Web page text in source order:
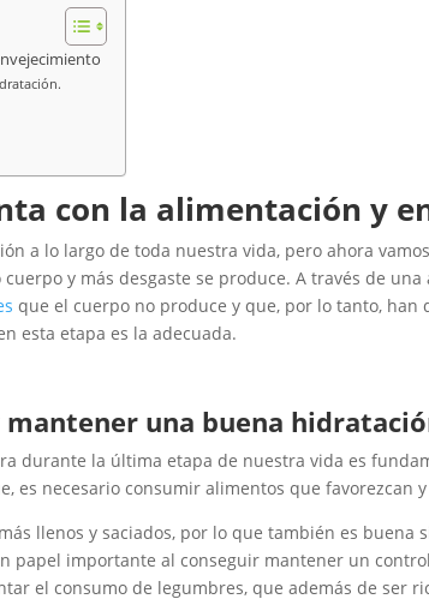
con la alimentación y
a lo largo de toda nuestra vida, pero ahora
y más desgaste se produce. A través de
que el cuerpo no produce y que, por lo tanto,
esta etapa es la adecuada.
una buena
durante la última etapa de nuestra vida es
es necesario consumir alimentos que favorezcan
llenos y saciados, por lo que también es
papel importante al conseguir mantener un
el consumo de legumbres, que además de ser